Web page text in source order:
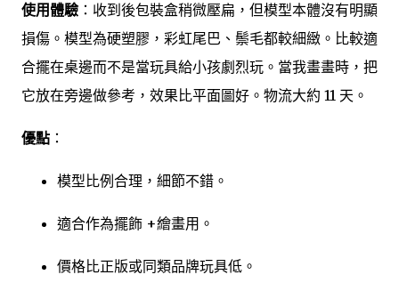
使用體驗 ：收到後包裝盒稍微壓扁，但模型本體沒有明顯
損傷。模型為硬塑膠，彩虹尾巴、鬃毛都較細緻。比較適
合擺在桌邊而不是當玩具給小孩劇烈玩。當我畫畫時，把
它放在旁邊做參考，效果比平面圖好。物流大約 11 天。
優點 ：
模型比例合理，細節不錯。
適合作為擺飾 +繪畫用。
價格比正版或同類品牌玩具低。